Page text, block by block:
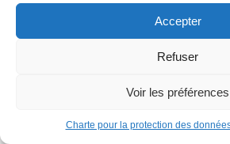
Accepter
Refuser
Voir les préférences
Charte pour la protection des
jour où quatre criminels parviennent à
enlever son petit ami, Liam. Pour leur
hache viking du VIIIe siècle ! Mais
homme, elle laisse cependant les têtes
conscientes ! Pour sauver Liam, June